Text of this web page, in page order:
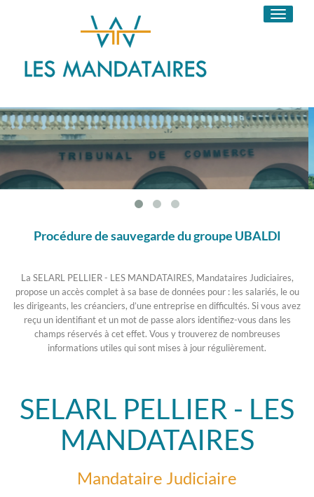
Toggle
Procédure de sauvegarde du groupe UBALDI
La SELARL PELLIER - LES MANDATAIRES, Mandataires Judiciaires,
propose un accès complet à sa base de données pour : les salariés, le ou
les dirigeants, les créanciers, d’une entreprise en difficultés. Si vous avez
reçu un identifiant et un mot de passe alors identifiez-vous dans les
champs réservés à cet effet. Vous y trouverez de nombreuses
informations utiles qui sont mises à jour régulièrement.
SELARL PELLIER - LES
MANDATAIRES
Mandataire Judiciaire